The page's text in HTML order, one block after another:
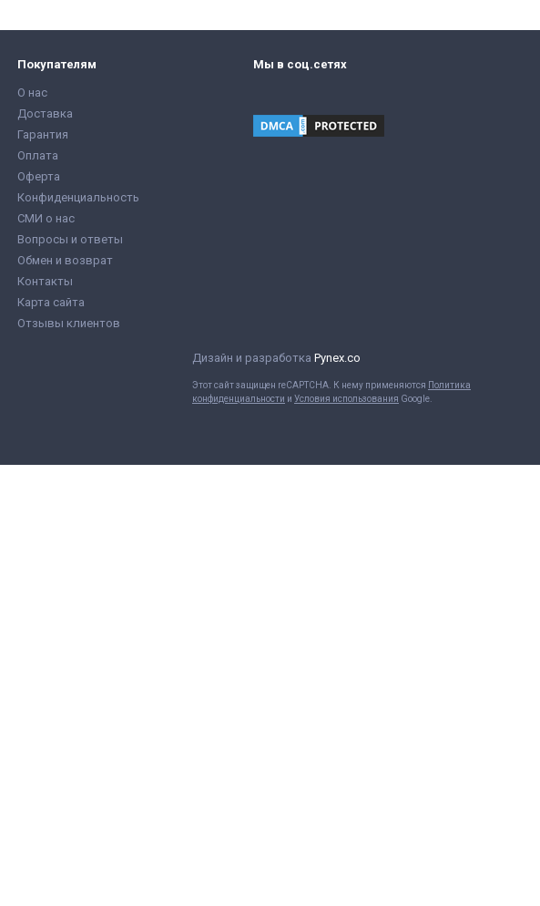
Покупателям
О нас
Доставка
Гарантия
Оплата
Оферта
Конфиденциальность
СМИ о нас
Вопросы и ответы
Обмен и возврат
Контакты
Карта сайта
Отзывы клиентов
Мы в соц.сетях
Дизайн и разработка Pynex.co
Этот сайт защищен reCAPTCHA. К нему применяются Политика
конфиденциальности и Условия использования Google.